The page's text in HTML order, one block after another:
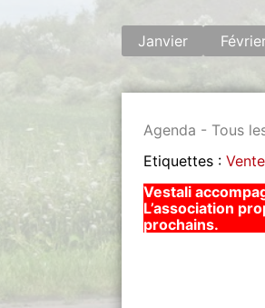
Janvier
Agenda - Tous
Etiquettes :
Vestali
L’association
prochains.